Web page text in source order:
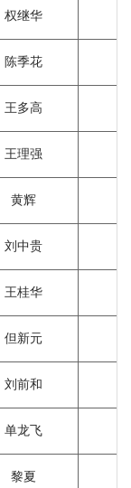
权继华
陈季花
王多高
王理强
黄辉
刘中贵
王桂华
但新元
刘前和
单龙飞
黎夏